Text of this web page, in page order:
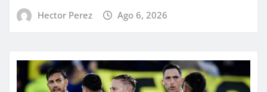
Hector Perez Ago 6, 2026